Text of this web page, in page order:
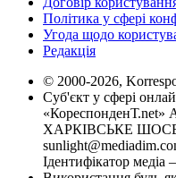
Політика у сфері
Угода щодо
Редакція
© 2000-2026,
Суб'єкт у сфері
«КореспонденТ.net»
ХАРКІВСЬКЕ ШОСЕ,
Ідентифікатор медіа